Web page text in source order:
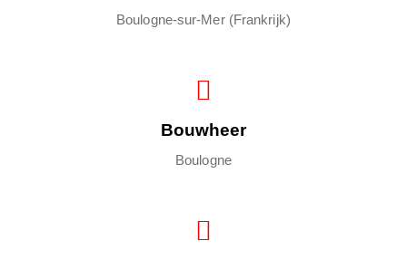
Boulogne-sur-Mer (Frankrijk)
Bouwheer
Boulogne